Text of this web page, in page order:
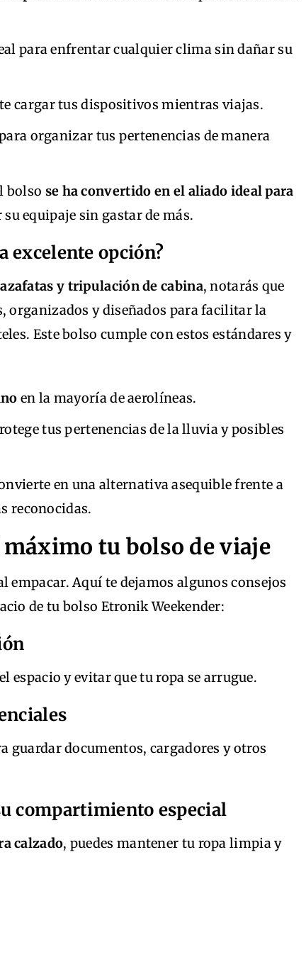
para enfrentar cualquier clima sin dañar su
cargar tus dispositivos mientras viajas.
organizar tus pertenencias de manera
bolso se ha convertido en el aliado ideal para
equipaje sin gastar de más.
excelente opción?
azafatas y tripulación de cabina, notarás que
organizados y diseñados para facilitar la
Este bolso cumple con estos estándares y
en la mayoría de aerolíneas.
tus pertenencias de la lluvia y posibles
en una alternativa asequible frente a
reconocidas.
tu bolso de viaje
empacar. Aquí te dejamos algunos consejos
de tu bolso Etronik Weekender:
y evitar que tu ropa se arrugue.
guardar documentos, cargadores y otros
compartimiento especial
calzado, puedes mantener tu ropa limpia y